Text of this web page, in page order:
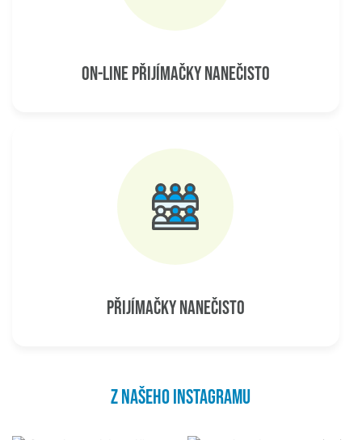
ON-LINE PŘIJÍMAČKY NANEČISTO
PŘIJÍMAČKY NANEČISTO
Z NAŠEHO INSTAGRAMU